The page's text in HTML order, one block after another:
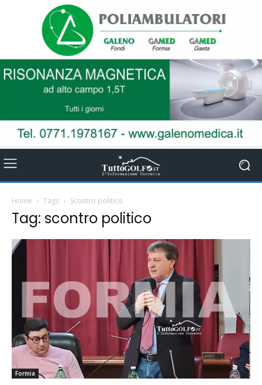
Home Tags Scontro politico
Tag: scontro politico
Formia